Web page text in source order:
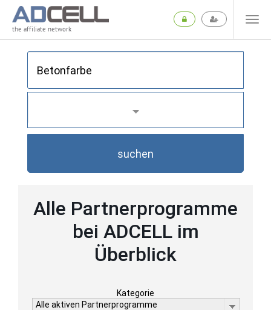
the affiliate network
suchen
Alle Partnerprogramme
bei ADCELL im
Überblick
Kategorie
Alle aktiven Partnerprogramme